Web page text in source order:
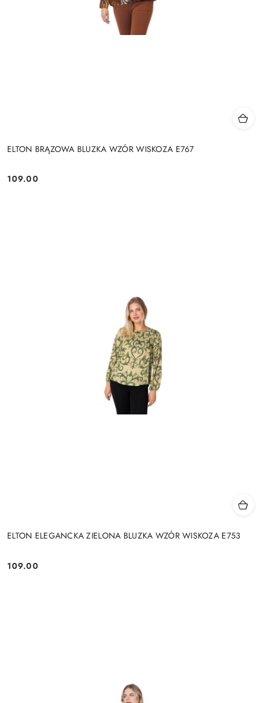
ELTON BRĄZOWA BLUZKA WZÓR WISKOZA E767
Cena:
109.00
ELTON ELEGANCKA ZIELONA BLUZKA WZÓR WISKOZA E753
Cena:
109.00